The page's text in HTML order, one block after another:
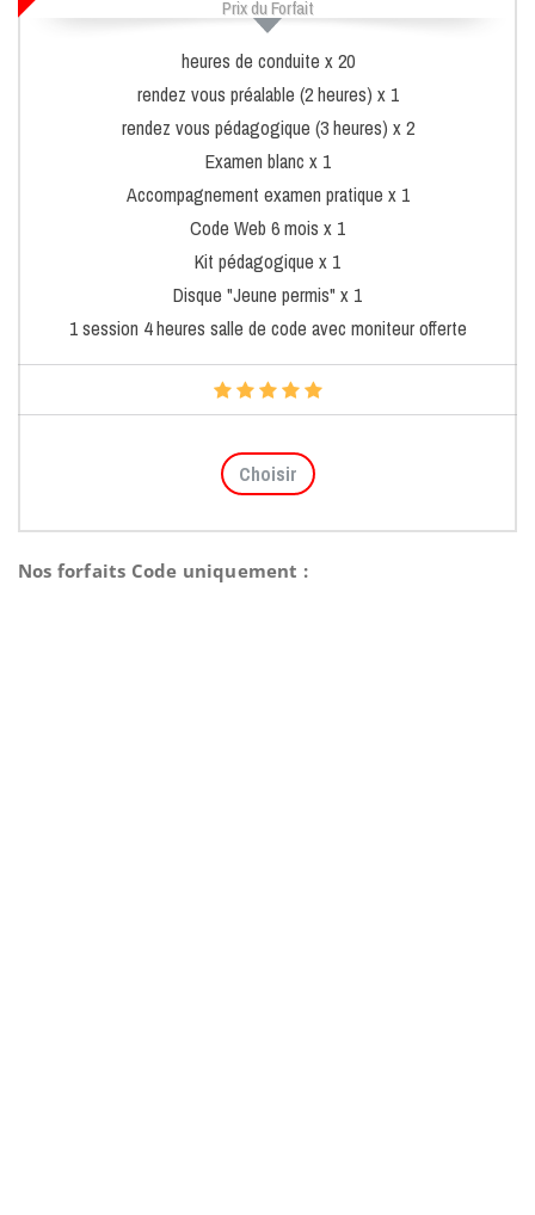
Prix du Forfait
heures de conduite x 20
rendez vous préalable (2 heures) x 1
rendez vous pédagogique (3 heures) x 2
Examen blanc x 1
Accompagnement examen pratique x 1
Code Web 6 mois x 1
Kit pédagogique x 1
Disque "Jeune permis" x 1
1 session 4 heures salle de code avec moniteur offerte
Choisir
Nos forfaits Code uniquement :